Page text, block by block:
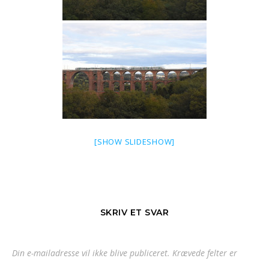
[SHOW SLIDESHOW]
SKRIV ET SVAR
Din e-mailadresse vil ikke blive publiceret. Krævede felter er